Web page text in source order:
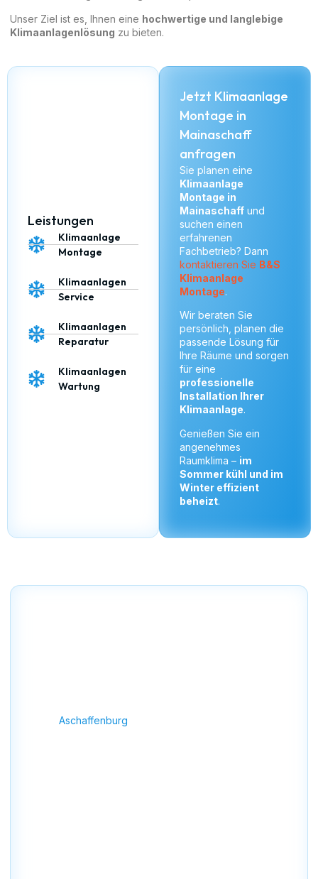
Unser Ziel ist es, Ihnen eine hochwertige und langlebige
Klimaanlagenlösung zu bieten.
Leistungen
Klimaanlage
Montage
Klimaanlagen
Service
Klimaanlagen
Reparatur
Klimaanlagen
Wartung
Jetzt Klimaanlage
Montage in
Mainaschaff
anfragen
Sie planen eine
Klimaanlage
Montage in
Mainaschaff und
suchen einen
erfahrenen
Fachbetrieb? Dann
kontaktieren Sie B&S
Klimaanlage
Montage.
Wir beraten Sie
persönlich, planen die
passende Lösung für
Ihre Räume und sorgen
für eine
professionelle
Installation Ihrer
Klimaanlage.
Genießen Sie ein
angenehmes
Raumklima – im
Sommer kühl und im
Winter effizient
beheizt.
Aschaffenburg